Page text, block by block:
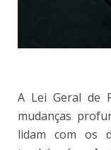
A Lei Geral de
mudanças
lidam com os